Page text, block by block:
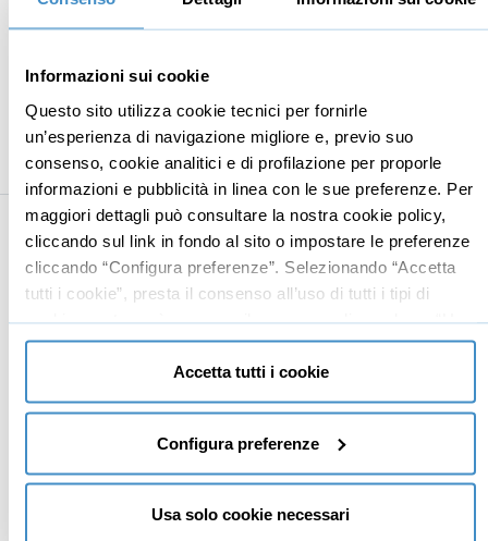
Informazioni sui cookie
Questo sito utilizza cookie tecnici per fornirle
un’esperienza di navigazione migliore e, previo suo
consenso, cookie analitici e di profilazione per proporle
informazioni e pubblicità in linea con le sue preferenze. Per
maggiori dettagli può consultare la nostra cookie policy,
cliccando sul link in fondo al sito o impostare le preferenze
cliccando “Configura preferenze”. Selezionando “Accetta
tutti i cookie”, presta il consenso all’uso di tutti i tipi di
cookie mentre può revocare il consenso cliccando su “Usa
solo cookie necessari” e saranno attivati i soli cookie
tecnici necessari al corretto funzionamento del sito.
Accetta tutti i cookie
Configura preferenze
Usa solo cookie necessari
Back in Time
La routine della carta ambiziosa
Business
Mindset imprenditoriale
Imprenditoria
Vendita
Leadership
Marketing
Digital marketing
Seo
Social media manager
E-commerce
Google
Data analyst